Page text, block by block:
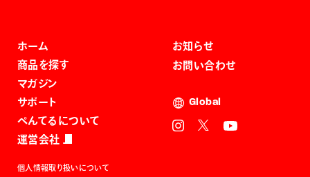
ホーム
商品を探す
マガジン
サポート
ぺんてるについて
運営会社
お知らせ
お問い合わせ
Global
個人情報取り扱いについて